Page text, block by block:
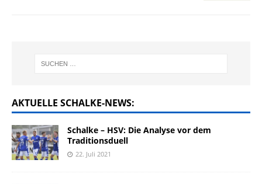
AKTUELLE SCHALKE-NEWS:
Schalke – HSV: Die Analyse vor dem
Traditionsduell
22. Juli 2021